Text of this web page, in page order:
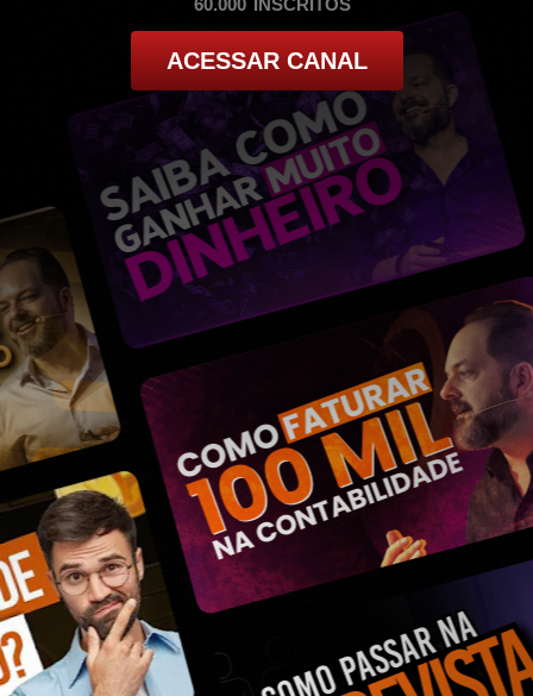
ACESSAR CANAL